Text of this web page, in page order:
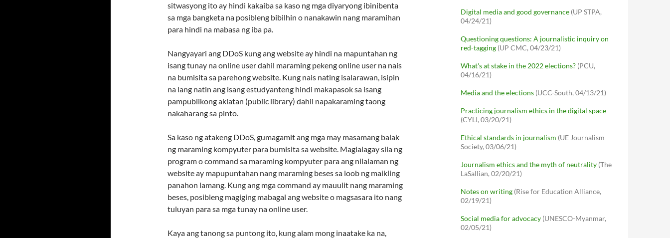
sitwasyong ito ay hindi kakaiba sa kaso ng mga diyaryong ibinibenta
sa mga bangketa na posibleng bibilhin o nanakawin nang maramihan
para hindi na mabasa ng iba pa.
Nangyayari ang DDoS kung ang website ay hindi na mapuntahan ng
isang tunay na online user dahil maraming pekeng online user na nais
na bumisita sa parehong website. Kung nais nating isalarawan, isipin
na lang natin ang isang estudyanteng hindi makapasok sa isang
pampublikong aklatan (public library) dahil napakaraming taong
nakaharang sa pinto.
Sa kaso ng atakeng DDoS, gumagamit ang mga may masamang balak
ng maraming kompyuter para bumisita sa website. Maglalagay sila ng
program o command sa maraming kompyuter para ang nilalaman ng
website ay mapupuntahan nang maraming beses sa loob ng maikling
panahon lamang. Kung ang mga command ay mauulit nang maraming
beses, posibleng magiging mabagal ang website o magsasara ito nang
tuluyan para sa mga tunay na online user.
Kaya ang tanong sa puntong ito, kung alam mong inaatake ka na,
Digital media and good governance (UP STPA,
04/24/21)
Questioning questions: A journalistic inquiry on
red-tagging (UP CMC, 04/23/21)
What's at stake in the 2022 elections? (PCU,
04/16/21)
Media and the elections (UCC-South, 04/13/21)
Practicing journalism ethics in the digital space
(CYLI, 03/20/21)
Ethical standards in journalism (UE Journalism
Society, 03/06/21)
Journalism ethics and the myth of neutrality (The
LaSallian, 02/20/21)
Notes on writing (Rise for Education Alliance,
02/19/21)
Social media for advocacy (UNESCO-Myanmar,
02/05/21)